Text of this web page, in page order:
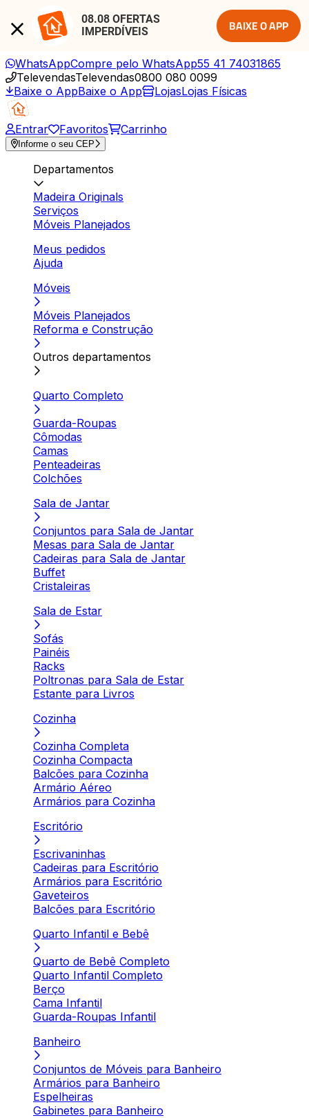
08.08 OFERTAS
IMPERDÍVEIS
BAIXE O APP
WhatsAppCompre pelo WhatsApp55 41 74031865
TelevendasTelevendas0800 080 0099
Baixe o AppBaixe o App LojasLojas Físicas
Entrar Favoritos Carrinho
Informe o seu CEP
Departamentos
Madeira Originals
Serviços
Móveis Planejados
Meus pedidos
Ajuda
Móveis
Móveis Planejados
Reforma e Construção
Outros departamentos
Quarto Completo
Guarda-Roupas
Cômodas
Camas
Penteadeiras
Colchões
Sala de Jantar
Conjuntos para Sala de Jantar
Mesas para Sala de Jantar
Cadeiras para Sala de Jantar
Buffet
Cristaleiras
Sala de Estar
Sofás
Painéis
Racks
Poltronas para Sala de Estar
Estante para Livros
Cozinha
Cozinha Completa
Cozinha Compacta
Balcões para Cozinha
Armário Aéreo
Armários para Cozinha
Escritório
Escrivaninhas
Cadeiras para Escritório
Armários para Escritório
Gaveteiros
Balcões para Escritório
Quarto Infantil e Bebê
Quarto de Bebê Completo
Quarto Infantil Completo
Berço
Cama Infantil
Guarda-Roupas Infantil
Banheiro
Conjuntos de Móveis para Banheiro
Armários para Banheiro
Espelheiras
Gabinetes para Banheiro